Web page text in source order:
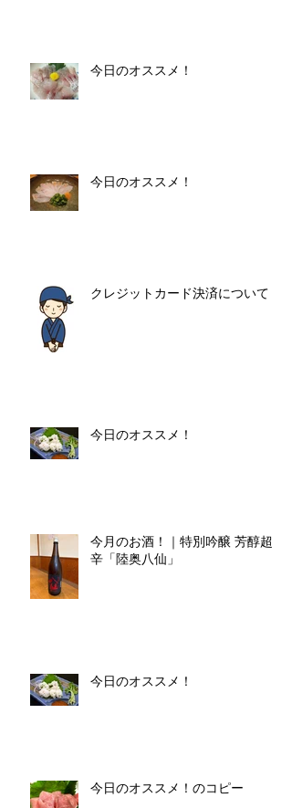
今日のオススメ！
今日のオススメ！
クレジットカード決済について
今日のオススメ！
今月のお酒！｜特別吟醸 芳醇超
辛「陸奥八仙」
今日のオススメ！
今日のオススメ！のコピー